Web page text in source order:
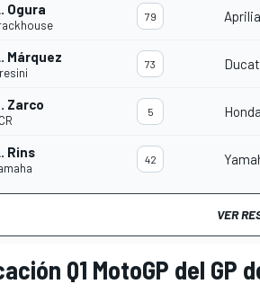
Ogura 79 Aprilia
Márquez 73
Zarco 5 Honda
Rins 42
VER
Q1 MotoGP del GP